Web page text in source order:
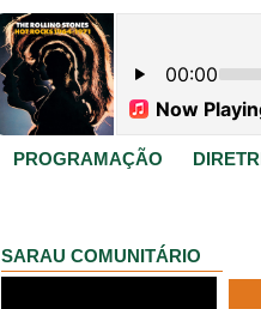
PROGRAMAÇÃO
SARAU COMUNITÁRIO